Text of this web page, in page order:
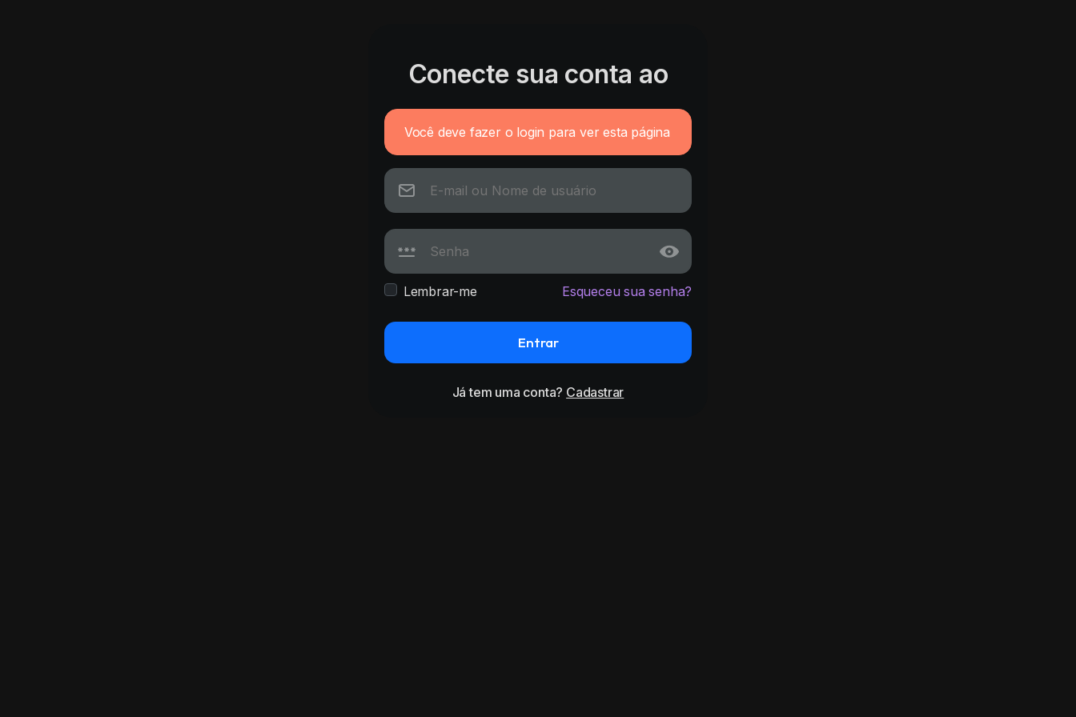
Conecte sua conta ao
Você deve fazer o login para ver esta página
Lembrar-me Esqueceu sua senha?
Entrar
Já tem uma conta? Cadastrar